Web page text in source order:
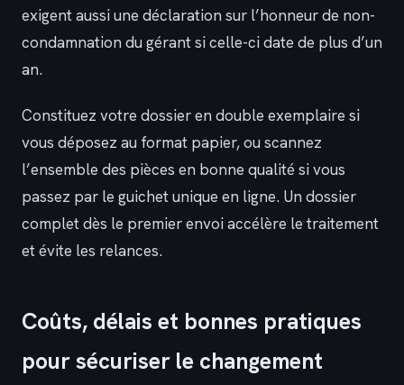
exigent aussi une déclaration sur l’honneur de non-
condamnation du gérant si celle-ci date de plus d’un
an.
Constituez votre dossier en double exemplaire si
vous déposez au format papier, ou scannez
l’ensemble des pièces en bonne qualité si vous
passez par le guichet unique en ligne. Un dossier
complet dès le premier envoi accélère le traitement
et évite les relances.
Coûts, délais et bonnes pratiques
pour sécuriser le changement